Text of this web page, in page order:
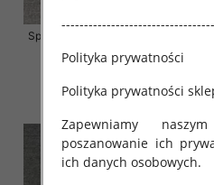
Spodnie damskie jeansy Roz 25-
30, 1 Kolor Paczka 10 szt
szczegóły
Polityka prywatności
Polityka prywatności
Zapewniamy
poszanowanie ich
ich danych osobowych.